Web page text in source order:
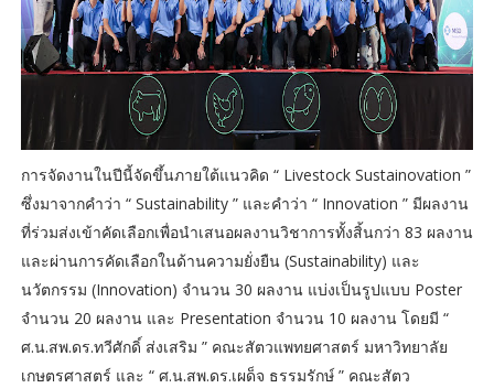
การจัดงานในปีนี้จัดขึ้นภายใต้แนวคิด “ Livestock Sustainovation ”
ซึ่งมาจากคำว่า “ Sustainability ” และคำว่า “ Innovation ” มีผลงาน
ที่ร่วมส่งเข้าคัดเลือกเพื่อนำเสนอผลงานวิชาการทั้งสิ้นกว่า 83 ผลงาน
และผ่านการคัดเลือกในด้านความยั่งยืน (Sustainability) และ
นวัตกรรม (Innovation) จำนวน 30 ผลงาน แบ่งเป็นรูปแบบ Poster
จำนวน 20 ผลงาน และ Presentation จำนวน 10 ผลงาน โดยมี “
ศ.น.สพ.ดร.ทวีศักดิ์ ส่งเสริม ” คณะสัตวแพทยศาสตร์ มหาวิทยาลัย
เกษตรศาสตร์ และ “ ศ.น.สพ.ดร.เผด็จ ธรรมรักษ์ ” คณะสัตว